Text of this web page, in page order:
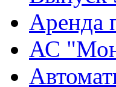
Аренда
АС